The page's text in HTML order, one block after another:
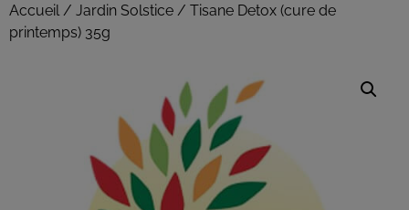
Accueil/ Jardin Solstice / Tisane Detox (cure de
printemps) 35g